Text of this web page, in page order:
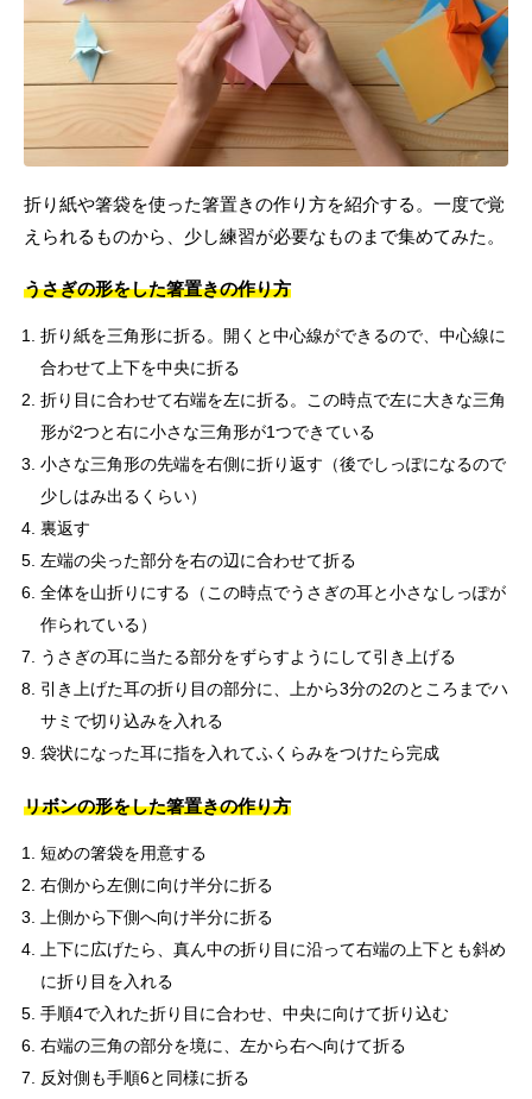
折り紙や箸袋を使った箸置きの作り方を紹介する。一度で覚
えられるものから、少し練習が必要なものまで集めてみた。
うさぎの形をした箸置きの作り方
折り紙を三角形に折る。開くと中心線ができるので、中心線に
合わせて上下を中央に折る
折り目に合わせて右端を左に折る。この時点で左に大きな三角
形が2つと右に小さな三角形が1つできている
小さな三角形の先端を右側に折り返す（後でしっぽになるので
少しはみ出るくらい）
裏返す
左端の尖った部分を右の辺に合わせて折る
全体を山折りにする（この時点でうさぎの耳と小さなしっぽが
作られている）
うさぎの耳に当たる部分をずらすようにして引き上げる
引き上げた耳の折り目の部分に、上から3分の2のところまでハ
サミで切り込みを入れる
袋状になった耳に指を入れてふくらみをつけたら完成
リボンの形をした箸置きの作り方
短めの箸袋を用意する
右側から左側に向け半分に折る
上側から下側へ向け半分に折る
上下に広げたら、真ん中の折り目に沿って右端の上下とも斜め
に折り目を入れる
手順4で入れた折り目に合わせ、中央に向けて折り込む
右端の三角の部分を境に、左から右へ向けて折る
反対側も手順6と同様に折る